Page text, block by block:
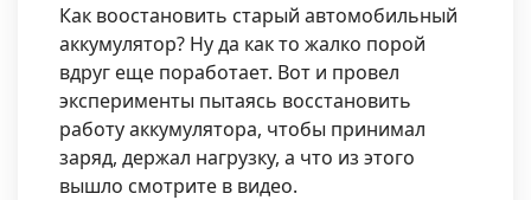
Как воостановить старый автомобильный
аккумулятор? Ну да как то жалко порой
вдруг еще поработает. Вот и провел
эксперименты пытаясь восстановить
работу аккумулятора, чтобы принимал
заряд, держал нагрузку, а что из этого
вышло смотрите в видео.